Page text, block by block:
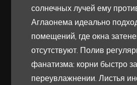
солнечных лучей ему
Аглаонема идеально
помещений, где окна
отсутствуют. Полив
фанатизма: корни быстро
переувлажнении. Листья